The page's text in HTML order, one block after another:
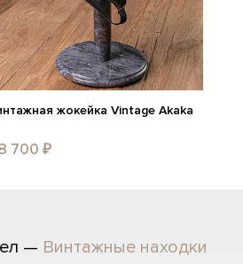
жокейка Vintage Akaka
700 ₽
— Винтажные находки